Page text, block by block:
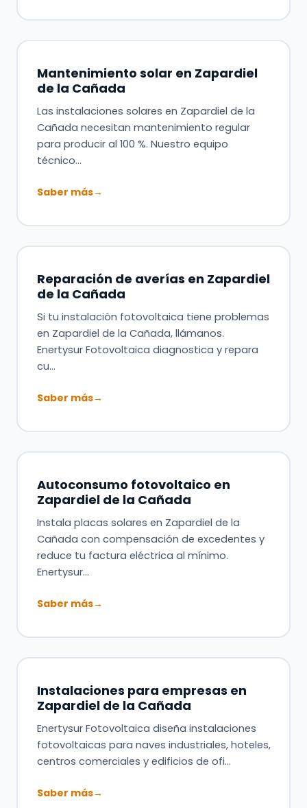
Mantenimiento solar en Zapardiel
de la Cañada
Las instalaciones solares en Zapardiel de la
Cañada necesitan mantenimiento regular
para producir al 100 %. Nuestro equipo
técnico…
Saber más→
Reparación de averías en Zapardiel
de la Cañada
Si tu instalación fotovoltaica tiene problemas
en Zapardiel de la Cañada, llámanos.
Enertysur Fotovoltaica diagnostica y repara
cu…
Saber más→
Autoconsumo fotovoltaico en
Zapardiel de la Cañada
Instala placas solares en Zapardiel de la
Cañada con compensación de excedentes y
reduce tu factura eléctrica al mínimo.
Enertysur…
Saber más→
Instalaciones para empresas en
Zapardiel de la Cañada
Enertysur Fotovoltaica diseña instalaciones
fotovoltaicas para naves industriales, hoteles,
centros comerciales y edificios de ofi…
Saber más→